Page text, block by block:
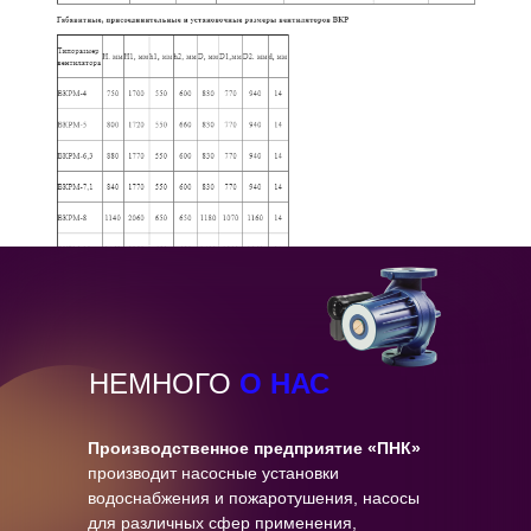
НЕМНОГО О НАС
Производственное предприятие «ПНК»
производит насосные установки
водоснабжения и пожаротушения, насосы
для различных сфер применения,